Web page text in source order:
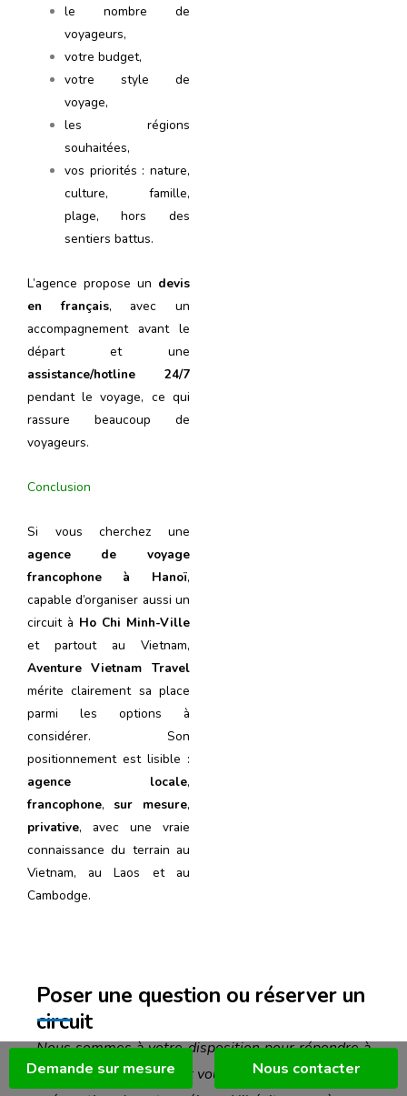
le nombre de
voyageurs,
votre budget,
votre style de
voyage,
les régions
souhaitées,
vos priorités : nature,
culture, famille,
plage, hors des
sentiers battus.
L’agence propose un devis
en français, avec un
accompagnement avant le
départ et une
assistance/hotline 24/7
pendant le voyage, ce qui
rassure beaucoup de
voyageurs.
Conclusion
Si vous cherchez une
agence de voyage
francophone à Hanoï,
capable d’organiser aussi un
circuit à Ho Chi Minh-Ville
et partout au Vietnam,
Aventure Vietnam Travel
mérite clairement sa place
parmi les options à
considérer. Son
positionnement est lisible :
agence locale,
francophone, sur mesure,
privative, avec une vraie
connaissance du terrain au
Vietnam, au Laos et au
Cambodge.
Poser une question ou réserver un
circuit
Nous sommes à votre disposition pour répondre à
toutes vos questions et vous accompagner dans la
Demande sur mesure Nous contacter